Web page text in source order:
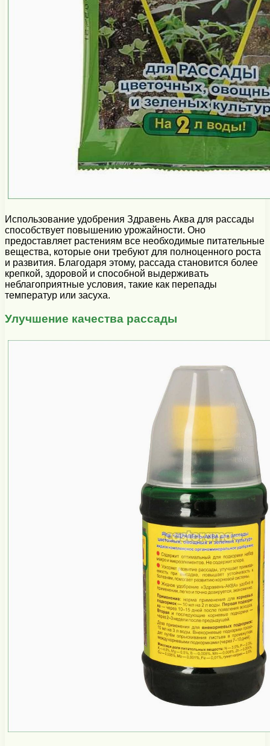
Использование удобрения Здравень Аква для рассады
способствует повышению урожайности. Оно
предоставляет растениям все необходимые питательные
вещества, которые они требуют для полноценного роста
и развития. Благодаря этому, рассада становится более
крепкой, здоровой и способной выдерживать
неблагоприятные условия, такие как перепады
температур или засуха.
Улучшение качества рассады